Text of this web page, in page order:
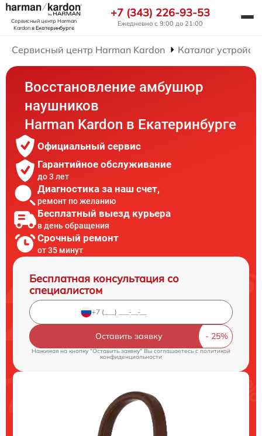
Сервисный центр Harman
Kardonв Екатеринбурге
+7 (343) 226-93-53
Ежедневно с 9:00 до 21:00
Сервисный центр Harman Kardon Каталог устройств
Восстановление амбушюр
наушников
Harman Kardon в Екатеринбурге
Официальный сервис
Гарантийное обслуживание
до 3 лет
Диагностика за наш счет,
ремонт по желанию
Бесплатный выезд курьера
в день обращения
Срочный ремонт
от 35 минут
Бесплатная консультация со
специалистом
Оставить заявку
Нажимая на кнопку "Оставить заявку" Вы соглашаетесь cполитикой
конфиденциальности